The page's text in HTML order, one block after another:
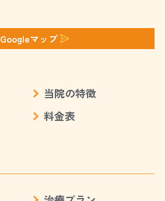
Googleマップ
当院の特徴
料金表